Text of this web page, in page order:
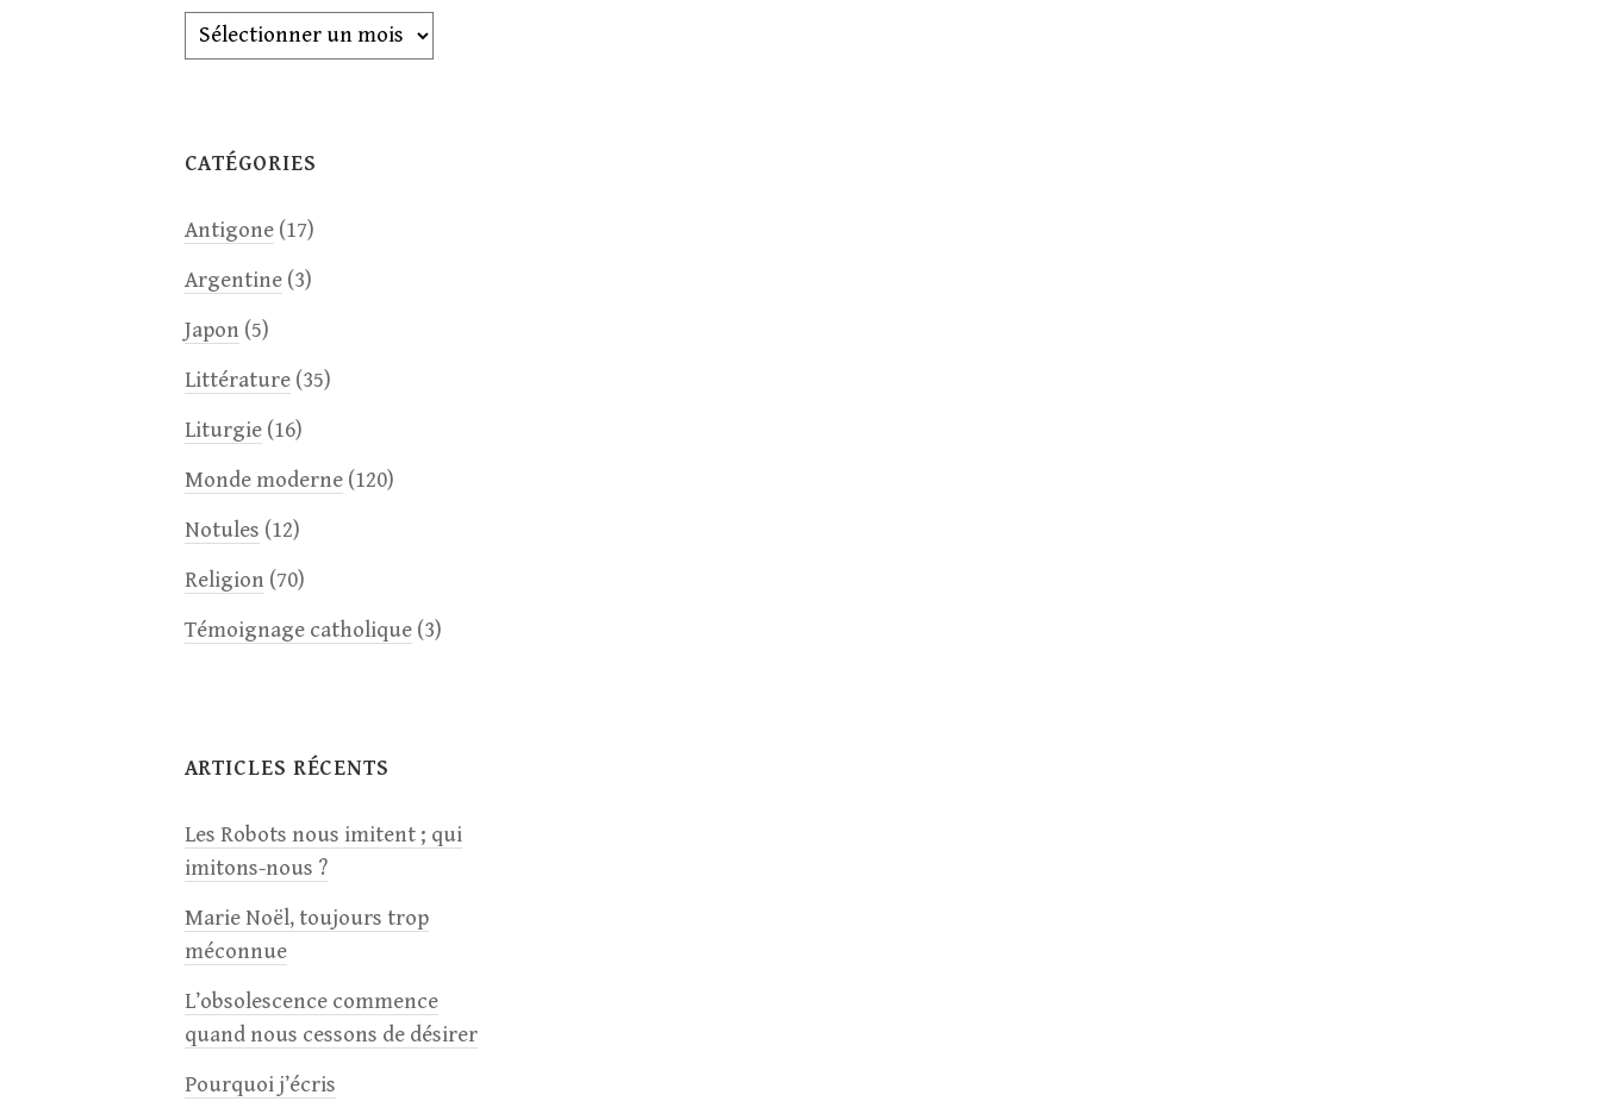
Archives
CATÉGORIES
Antigone(17)
Argentine(3)
Japon (5)
Littérature(35)
Liturgie(16)
Monde moderne(120)
Notules (12)
Religion (70)
Témoignage catholique(3)
ARTICLES RÉCENTS
Les Robots nous imitent ; qui
imitons-nous ?
Marie Noël, toujours trop
méconnue
L’obsolescence commence
quand nous cessons de désirer
Pourquoi j’écris